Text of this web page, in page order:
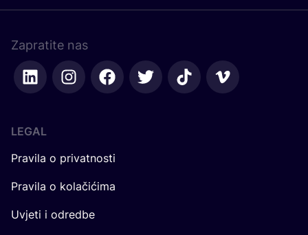
Zapratite nas
LEGAL
Pravila o privatnosti
Pravila o kolačićima
Uvjeti i odredbe